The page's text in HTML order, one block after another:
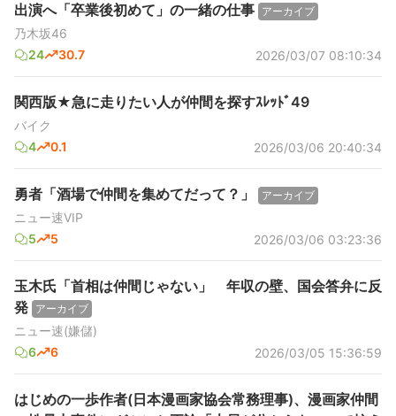
出演へ「卒業後初めて」の一緒の仕事 アーカイブ
乃木坂46
24
30.7 2026/03/07 08:10:34
関西版★急に走りたい人が仲間を探すｽﾚｯﾄﾞ49
バイク
4
0.1 2026/03/06 20:40:34
勇者「酒場で仲間を集めてだって？」 アーカイブ
ニュー速VIP
5
5 2026/03/06 03:23:36
玉木氏「首相は仲間じゃない」 年収の壁、国会答弁に反
発 アーカイブ
ニュー速(嫌儲)
6
6 2026/03/05 15:36:59
はじめの一歩作者(日本漫画家協会常務理事)、漫画家仲間